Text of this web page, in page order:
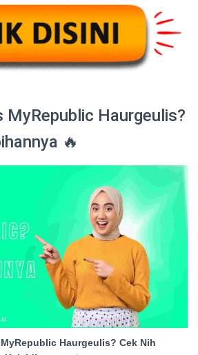
MyRepublic Haurgeulis?
🔥
Haurgeulis? Cek Nih